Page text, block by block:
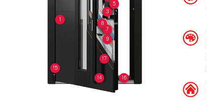
1
3
5
7
8
9
14
15
16
17